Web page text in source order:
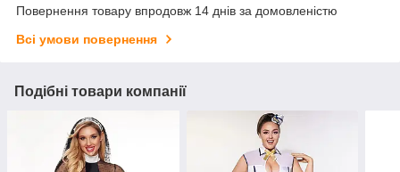
Повернення товару впродовж 14 днів за домовленістю
Всі умови повернення
Подібні товари компанії